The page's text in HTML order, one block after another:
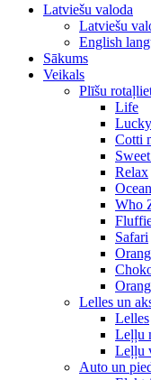
Latviešu valoda
Latviešu
English
Sākums
Veikals
Plīšu
Life
Cotti
Relax
Ocean
Who
Safari
Lelles un
Lelles
Leļļu
Leļļu
Auto un